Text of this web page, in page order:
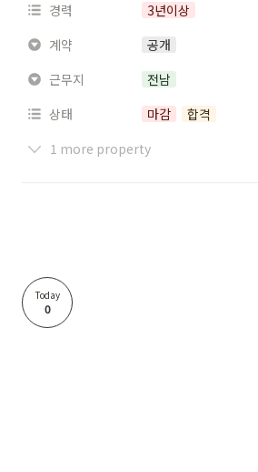
경력
3년이상
계약
공개
근무지
전남
상태
마감
합격
1 more property
Today
0